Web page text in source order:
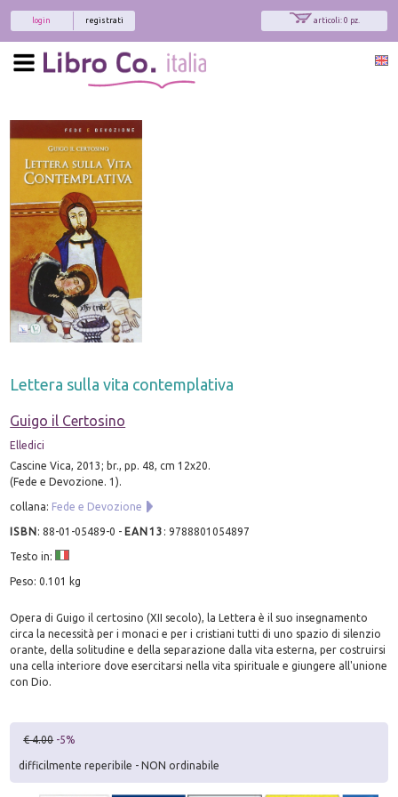
articoli: 0 pz.
registrati
login
Lettera sulla vita contemplativa
Guigo il Certosino
Elledici
Cascine Vica, 2013; br., pp. 48, cm 12x20.
(Fede e Devozione. 1).
collana: Fede e Devozione
ISBN:88-01-05489-0 - EAN13 :9788801054897
Testo in:
Peso: 0.101 kg
Opera di Guigo il certosino (XII secolo), la Lettera è il suo insegnamento
circa la necessità per i monaci e per i cristiani tutti di uno spazio di silenzio
orante, della solitudine e della separazione dalla vita esterna, per costruirsi
una cella interiore dove esercitarsi nella vita spirituale e giungere all'unione
con Dio.
€ 4.00 -5%
difficilmente reperibile - NON ordinabile